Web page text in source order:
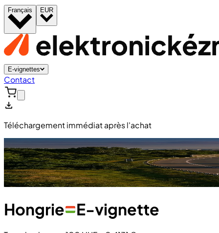
Français EUR
E-vignettes
Contact
Téléchargement immédiat après l'achat
Hongrie E-vignette